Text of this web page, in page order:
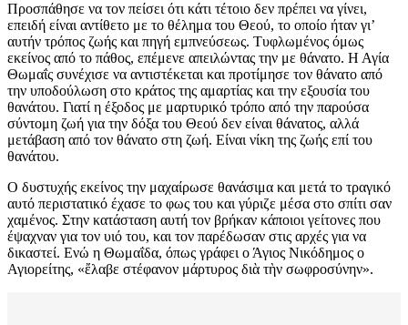
Προσπάθησε να τον πείσει ότι κάτι τέτοιο δεν πρέπει να γίνει,
επειδή είναι αντίθετο με το θέλημα του Θεού, το οποίο ήταν γι’
αυτήν τρόπος ζωής και πηγή εμπνεύσεως. Τυφλωμένος όμως
εκείνος από το πάθος, επέμενε απειλώντας την με θάνατο. Η Αγία
Θωμαΐς συνέχισε να αντιστέκεται και προτίμησε τον θάνατο από
την υποδούλωση στο κράτος της αμαρτίας και την εξουσία του
θανάτου. Γιατί η έξοδος με μαρτυρικό τρόπο από την παρούσα
σύντομη ζωή για την δόξα του Θεού δεν είναι θάνατος, αλλά
μετάβαση από τον θάνατο στη ζωή. Είναι νίκη της ζωής επί του
θανάτου.
Ο δυστυχής εκείνος την μαχαίρωσε θανάσιμα και μετά το τραγικό
αυτό περιστατικό έχασε το φως του και γύριζε μέσα στο σπίτι σαν
χαμένος. Στην κατάσταση αυτή τον βρήκαν κάποιοι γείτονες που
έψαχναν για τον υιό του, και τον παρέδωσαν στις αρχές για να
δικαστεί. Ενώ η Θωμαΐδα, όπως γράφει ο Άγιος Νικόδημος ο
Αγιορείτης, «ἔλαβε στέφανον μάρτυρος διὰ τὴν σωφροσύνην».